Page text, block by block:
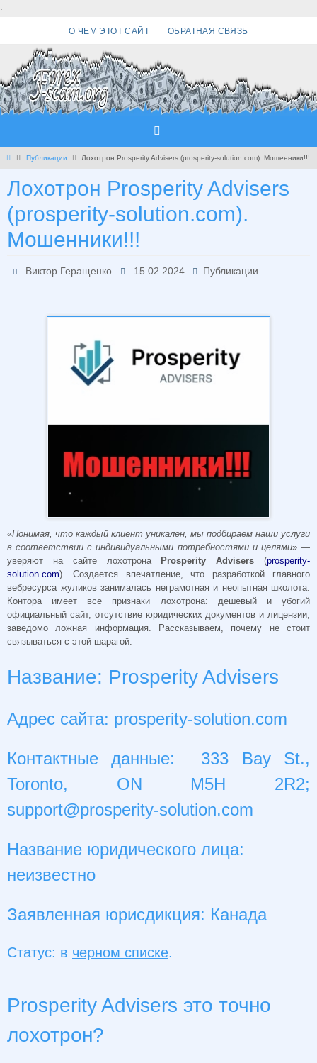
.
О ЧЕМ ЭТОТ САЙТ ОБРАТНАЯ СВЯЗЬ
Главная
Публикации Лохотрон Prosperity Advisers (prosperity-solution.com). Мошенники!!!
Лохотрон Prosperity Advisers
(prosperity-solution.com).
Мошенники!!!
Виктор Геращенко 15.02.2024 Публикации
«Понимая, что каждый клиент уникален, мы подбираем наши услуги
в соответствии с индивидуальными потребностями и целями» —
уверяют на сайте лохотрона
Prosperity Advisers (prosperity-
solution.com). Создается впечатление, что разработкой главного
вебресурса жуликов занималась неграмотная и неопытная школота.
Контора имеет все признаки лохотрона: дешевый и убогий
официальный сайт, отсутствие юридических документов и лицензии,
заведомо ложная информация. Рассказываем, почему не стоит
связываться с этой шарагой.
Название: Prosperity Advisers
Адрес сайта: prosperity-solution.com
Контактные данные: 333 Bay St.,
Toronto, ON M5H 2R2;
support@prosperity-solution.com
Название юридического лица:
неизвестно
Заявленная юрисдикция: Канада
Статус: в черном списке.
Prosperity Advisers это точно
лохотрон?